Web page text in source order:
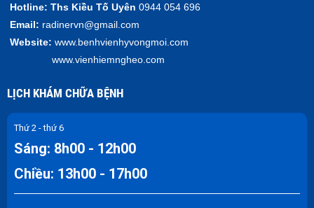
Hotline: Ths Kiều Tố Uyên 0944 054 696
Email: radinervn@gmail.com
Website: www.benhvienhyvongmoi.com
www.vienhiemngheo.com
LỊCH KHÁM CHỮA BỆNH
Thứ 2 - thứ 6
Sáng: 8h00 - 12h00
Chiều: 13h00 - 17h00